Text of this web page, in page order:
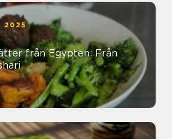
2025
från Egypten: Från